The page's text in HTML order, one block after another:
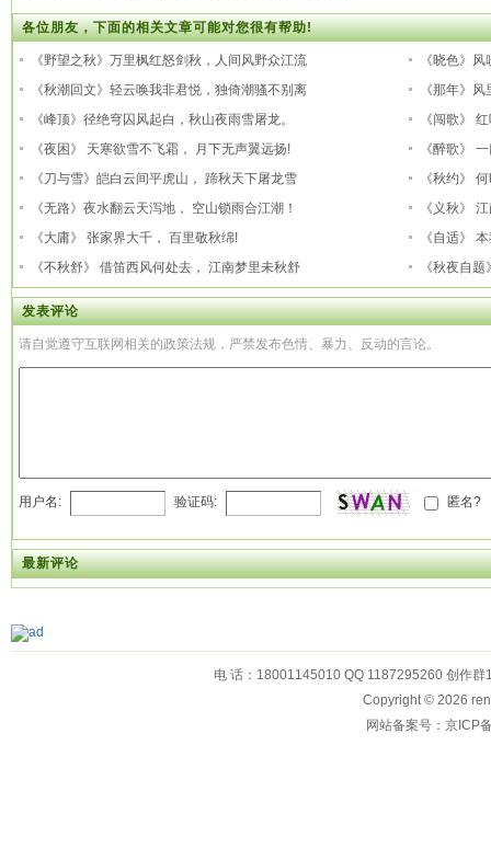
各位朋友，下面的相关文章可能对您很有帮助!
《野望之秋》万里枫红怒剑秋，人间风野众江流
《晓色》
《秋潮回文》轻云唤我非君悦，独倚潮骚不别离
《那年》
《峰顶》径绝穹囚风起白，秋山夜雨雪屠龙。
《闯歌》
《夜困》 天寒欲雪不飞霜， 月下无声翼远扬!
《醉歌》
《刀与雪》皑白云间平虎山， 蹄秋天下屠龙雪
《秋约》
《无路》夜水翻云天泻地， 空山锁雨合江潮！
《义秋》
《大庸》 张家界大千， 百里敬秋绵!
《自适》
《不秋舒》 借笛西风何处去， 江南梦里未秋舒
《秋夜自
发表评论
请自觉遵守互联网相关的政策法规，严禁发布色情、暴力、反动的言论。
用户名: 验证码: 匿名?
最新评论
电 话：18001145010 QQ 1187295260 创作
Copyright © 2026
网站备案号：京ICP